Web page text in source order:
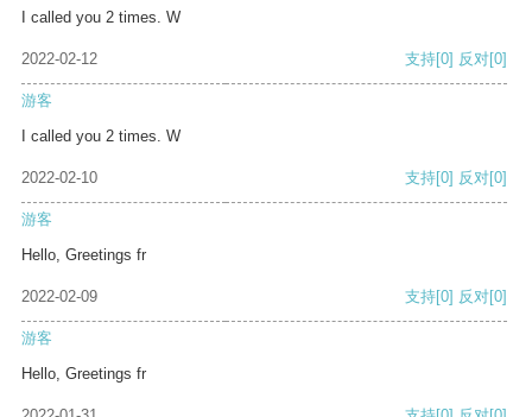
I called you 2 times. W
2022-02-12 支持[0] 反对[0]
游客
I called you 2 times. W
2022-02-10 支持[0] 反对[0]
游客
Hello, Greetings fr
2022-02-09 支持[0] 反对[0]
游客
Hello, Greetings fr